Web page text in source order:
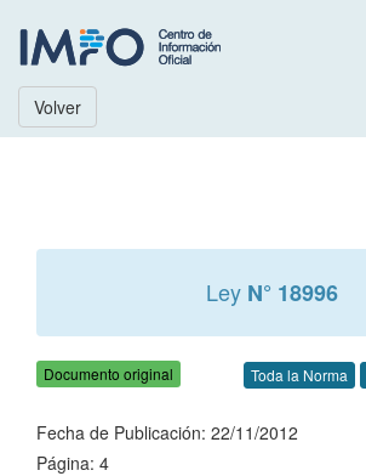
Volver
Ley N° 18996
Documento original Toda la Norma
Fecha de Publicación: 22/11/2012
Página: 4